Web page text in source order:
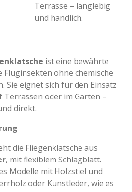
Terrasse – langlebig
und handlich.
ist eine bewährte
Fluginsekten ohne chemische
Sie eignet sich für den Einsatz
Terrassen oder im Garten –
direkt.
die Fliegenklatsche aus
, mit flexiblem Schlagblatt.
Modelle mit Holzstiel und
oder Kunstleder, wie es